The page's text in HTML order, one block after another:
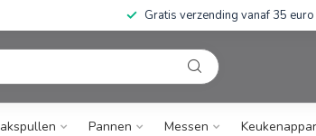
Gratis verzending vanaf 35 euro
Pannen Messen